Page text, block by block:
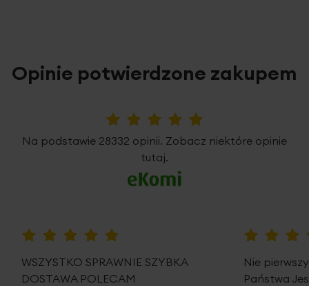
Opinie potwierdzone zakupem
Na podstawie 28332 opinii. Zobacz niektóre opinie
tutaj.
WSZYSTKO SPRAWNIE SZYBKA
DOSTAWA POLECAM
Nie
Państwa